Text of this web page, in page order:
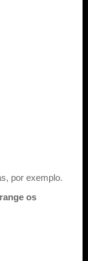
por exemplo.
os